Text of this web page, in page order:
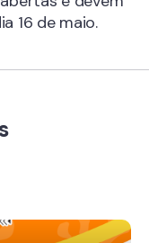
16 de maio.